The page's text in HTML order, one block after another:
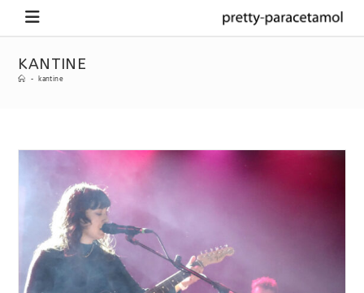
KANTINE
- kantine